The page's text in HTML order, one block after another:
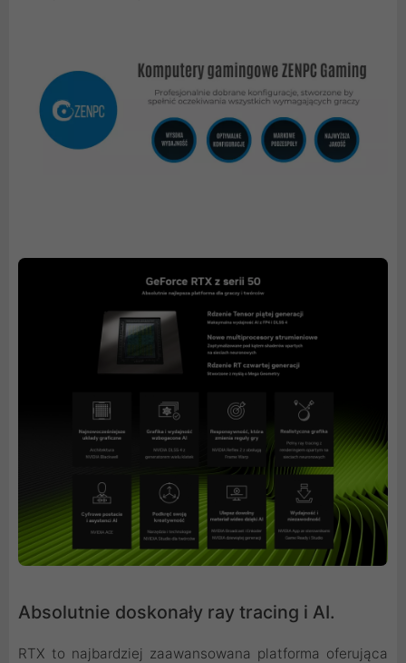
Absolutnie doskonały ray tracing i AI.
RTX to najbardziej zaawansowana platforma oferująca